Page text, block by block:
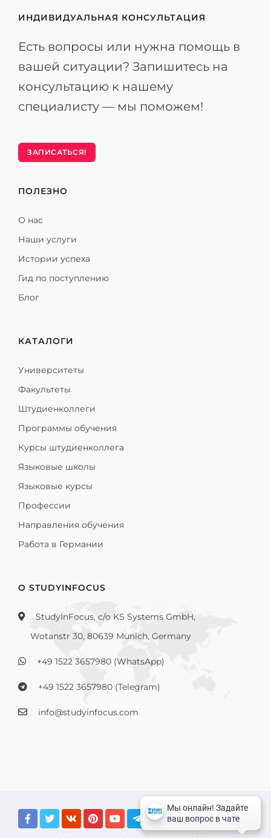
ИНДИВИДУАЛЬНАЯ КОНСУЛЬТАЦИЯ
Есть вопросы или нужна помощь в
вашей ситуации? Запишитесь на
консультацию к нашему
специалисту — мы поможем!
ЗАПИСАТЬСЯ!
ПОЛЕЗНО
О нас
Наши услуги
Истории успеха
Гид по поступлению
Блог
КАТАЛОГИ
Университеты
Факультеты
Штудиенколлеги
Программы обучения
Курсы штудиенколлега
Языковые школы
Языковые курсы
Профессии
Направления обучения
Работа в Германии
О STUDYINFOCUS
StudyInFocus, c/o KS Systems GmbH,
Wotanstr 30, 80639 Munich, Germany
+49 1522 3657980 (WhatsApp)
+49 1522 3657980 (Telegram)
info@studyinfocus.com